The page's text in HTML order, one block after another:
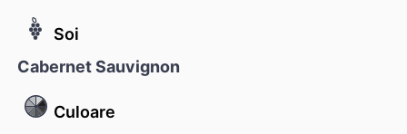
Soi
Cabernet Sauvignon
Culoare